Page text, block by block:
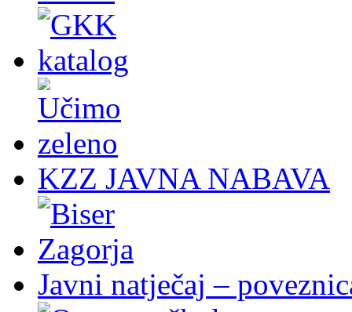
KZZ JAVNA NABAVA
Javni natječaj –